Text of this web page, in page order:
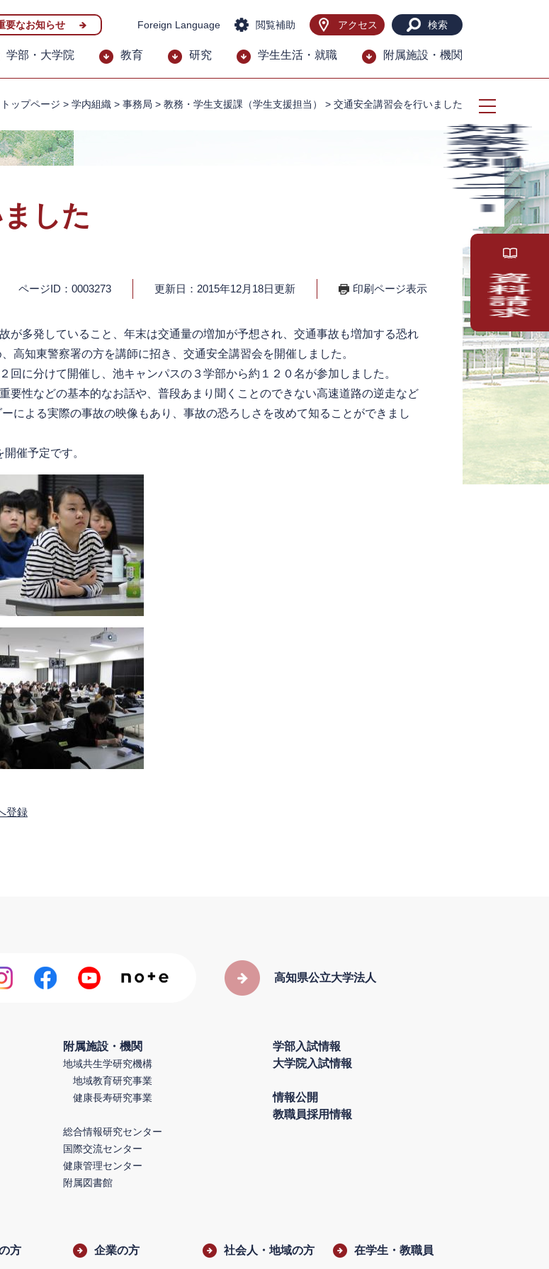
要なお知らせ Foreign Language 閲覧補助 アクセス 検索
学部・大学院 教育 研究 学生生活・就職 附属施設・機関
トップページ > 学内組織 > 事務局 > 教務・学生支援課（学生支援担当） > 交通安全講習会を行いました
した
ページID：0003273 更新日：2015年12月18日更新 印刷ページ表示
が多発していること、年末は交通量の増加が予想され、交通事故も増加する恐れ
高知東警察署の方を講師に招き、交通安全講習会を開催しました。
に分けて開催し、池キャンパスの３学部から約１２０名が参加しました。
要性などの基本的なお話や、普段あまり聞くことのできない高速道路の逆走など
による実際の事故の映像もあり、事故の恐ろしさを改めて知ることができまし
催予定です。
登録
高知県公立大学法人
附属施設・機関
地域共生学研究機構
地域教育研究事業
健康長寿研究事業
総合情報研究センター
国際交流センター
健康管理センター
附属図書館
学部入試情報
大学院入試情報
情報公開
教職員採用情報
方 企業の方 社会人・地域の方 在学生・教職員